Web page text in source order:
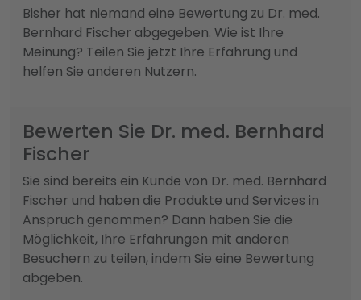
Bisher hat niemand eine Bewertung zu Dr. med.
Bernhard Fischer abgegeben. Wie ist Ihre
Meinung? Teilen Sie jetzt Ihre Erfahrung und
helfen Sie anderen Nutzern.
Bewerten Sie Dr. med. Bernhard
Fischer
Sie sind bereits ein Kunde von Dr. med. Bernhard
Fischer und haben die Produkte und Services in
Anspruch genommen? Dann haben Sie die
Möglichkeit, Ihre Erfahrungen mit anderen
Besuchern zu teilen, indem Sie eine Bewertung
abgeben.